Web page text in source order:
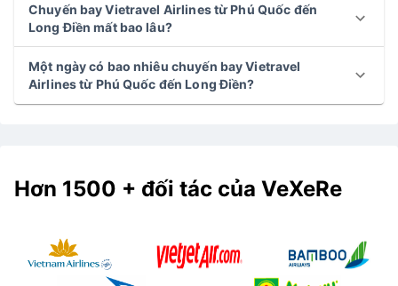
Chuyến bay Vietravel Airlines từ Phú Quốc đến
Long Điền mất bao lâu?
Một ngày có bao nhiêu chuyến bay Vietravel
Airlines từ Phú Quốc đến Long Điền?
Hơn 1500 + đối tác của VeXeRe